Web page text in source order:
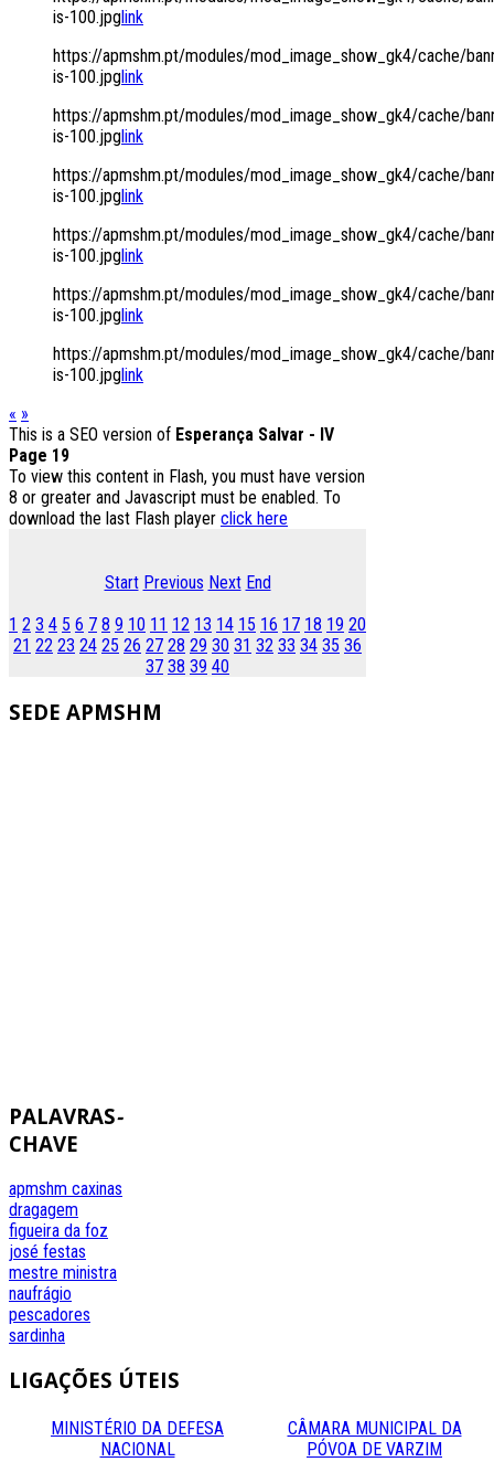
is-100.jpglink
https://apmshm.pt/modules/mod_image_show_gk4/cache/
is-100.jpglink
https://apmshm.pt/modules/mod_image_show_gk4/cache/
is-100.jpglink
https://apmshm.pt/modules/mod_image_show_gk4/cache/
is-100.jpglink
https://apmshm.pt/modules/mod_image_show_gk4/cache/
is-100.jpglink
https://apmshm.pt/modules/mod_image_show_gk4/cache/
is-100.jpglink
https://apmshm.pt/modules/mod_image_show_gk4/cache/
is-100.jpglink
« »
This is a SEO version of Esperança Salvar - IV
Page 19
To view this content in Flash, you must have version
8 or greater and Javascript must be enabled. To
download the last Flash player click here
Start Previous Next End
1 2 3 4 5 6 7 8 9 10 11 12 13 14 15 16 17 18 19 20
21 22 23 24 25 26 27 28 29 30 31 32 33 34 35 36
37 38 39 40
SEDE APMSHM
PALAVRAS-
CHAVE
apmshm caxinas
dragagem
figueira da foz
josé festas
mestre ministra
naufrágio
pescadores
sardinha
LIGAÇÕES ÚTEIS
MINISTÉRIO DA DEFESA
NACIONAL
CÂMARA MUNICIPAL DA
PÓVOA DE VARZIM